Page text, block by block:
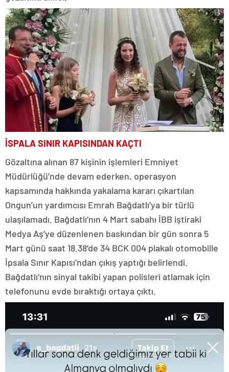
İSPALA SINIR KAPISINDAN KAÇTI
Gözaltına alınan 87 kişinin işlemleri Emniyet
Müdürlüğü’nde devam ederken, operasyon
kapsamında hakkında yakalama kararı çıkartılan
Ongun’un yardımcısı Emrah Bağdatlı’ya bir türlü
ulaşılamadı. Bağdatlı’nın 4 Mart sabahı İBB iştiraki
Medya Aş’ye düzenlenen baskından bir gün sonra 5
Mart günü saat 18.38’de 34 BCK 004 plakalı otomobille
İpsala Sınır Kapısı’ndan çıkış yaptığı belirlendi.
Bağdatlı’nın sinyal takibi yapan polisleri atlamak için
telefonunu evde bıraktığı ortaya çıktı.